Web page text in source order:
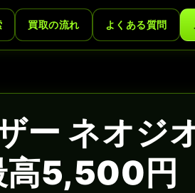
買取の流れ よくある質問
ー ネオジ
高5,500円